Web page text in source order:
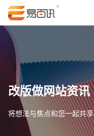
改版做网站资讯
将想法与焦点和您一起共享